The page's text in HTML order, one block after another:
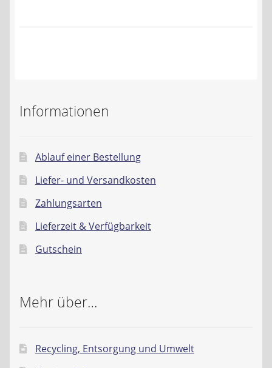
Datenschutzerklärung
Informationen
Ablauf einer Bestellung
Liefer- und Versandkosten
Zahlungsarten
Lieferzeit & Verfügbarkeit
Gutschein
Mehr über…
Recycling, Entsorgung und Umwelt